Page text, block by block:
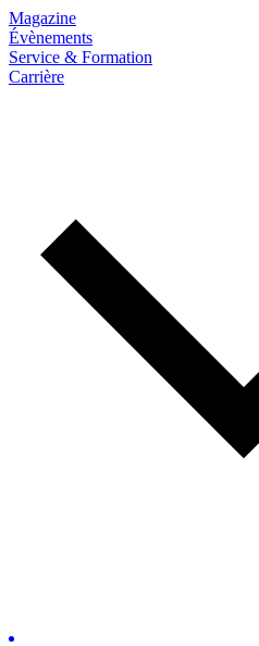
Magazine
Évènements
Service & Formation
Carrière